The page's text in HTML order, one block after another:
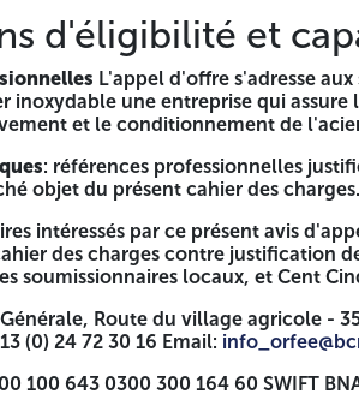
(30) jours à compter de la 1ère
ce délares progé jusqu'au
offres pendant une durée de
d'éligibilité et
L'appel d'offre s'adresse
inoxydable une entreprise qui
et le conditionnement de
: références professionnelles
objet du présent cahier des charges.
intéressés par ce présent avis
des charges contre justification
soumissionnaires locaux, et Cent
Générale, Route du village agricole -
(0) 24 72 30 16 Email:
100 643 0300 300 164 60 SWIFT